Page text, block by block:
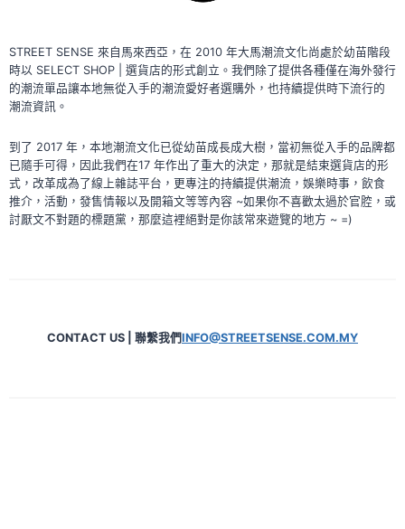
STREET SENSE 來自馬來西亞，在 2010 年大馬潮流文化尚處於幼苗階段
時以 SELECT SHOP | 選貨店的形式創立。我們除了提供各種僅在海外發行
的潮流單品讓本地無從入手的潮流愛好者選購外，也持續提供時下流行的
潮流資訊。
到了 2017 年，本地潮流文化已從幼苗成長成大樹，當初無從入手的品牌都
已隨手可得，因此我們在17 年作出了重大的決定，那就是結束選貨店的形
式，改革成為了線上雜誌平台，更專注的持續提供潮流，娛樂時事，飲食
推介，活動，發售情報以及開箱文等等內容 ~如果你不喜歡太過於官腔，或
討厭文不對題的標題黨，那麼這裡絕對是你該常來遊覽的地方 ~ =)
CONTACT US | 聯繫我們INFO@STREETSENSE.COM.MY